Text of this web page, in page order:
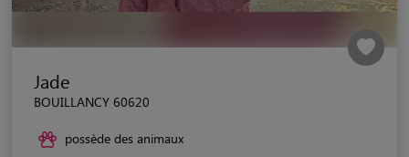
Jade
BOUILLANCY 60620
possède des animaux